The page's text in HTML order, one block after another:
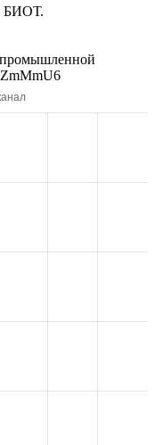
БИОТ.
промышленной